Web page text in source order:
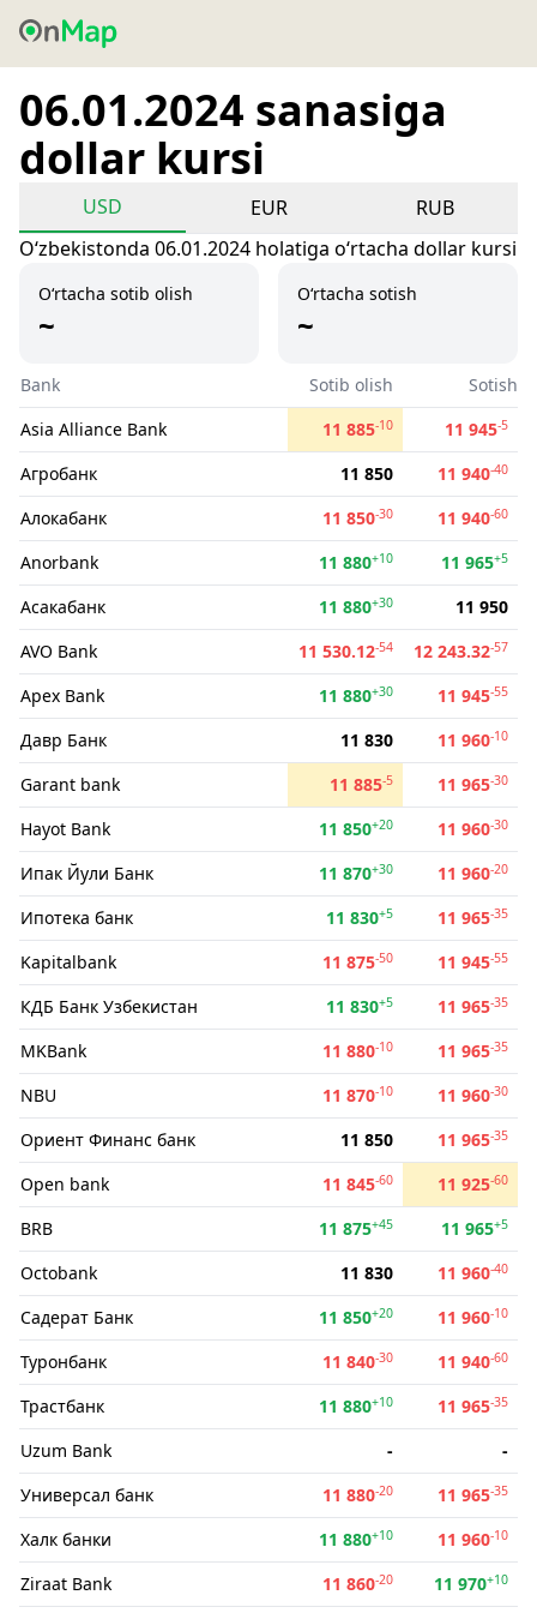
06.01.2024 sanasiga
dollar kursi
USD EUR
RUB
Oʻzbekistonda 06.01.2024 holatiga oʻrtacha dollar kursi
O‘rtacha sotib olish
~
O‘rtacha sotish
~
Bank Sotib olish
Sotish
Asia Alliance Bank
11 885-10 11 945-5
Агробанк 11 850 11 940-40
Алокабанк 11 850-30 11 940-60
Anorbank 11 880+10 11 965+5
Асакабанк 11 880+30
11 950
AVO Bank
11 530.12-54 12 243.32-57
Apex Bank 11 880+30 11 945-55
Давр Банк 11 830 11 960-10
Garant bank 11 885-5 11 965-30
Hayot Bank 11 850+20 11 960-30
Ипак Йули Банк 11 870+30 11 960-20
Ипотека банк 11 830+5 11 965-35
Kapitalbank 11 875-50 11 945-55
КДБ Банк Узбекистан 11 830+5 11 965-35
MKBank 11 880-10 11 965-35
NBU 11 870-10 11 960-30
Ориент Финанс банк 11 850 11 965-35
Open bank 11 845-60 11 925-60
BRB 11 875+45 11 965+5
Octobank 11 830 11 960-40
Садерат Банк 11 850+20 11 960-10
Туронбанк 11 840-30 11 940-60
Трастбанк 11 880+10 11 965-35
Uzum Bank -
-
Универсал банк
11 880-20 11 965-35
Халк банки 11 880+10 11 960-10
Ziraat Bank 11 860-20 11 970+10